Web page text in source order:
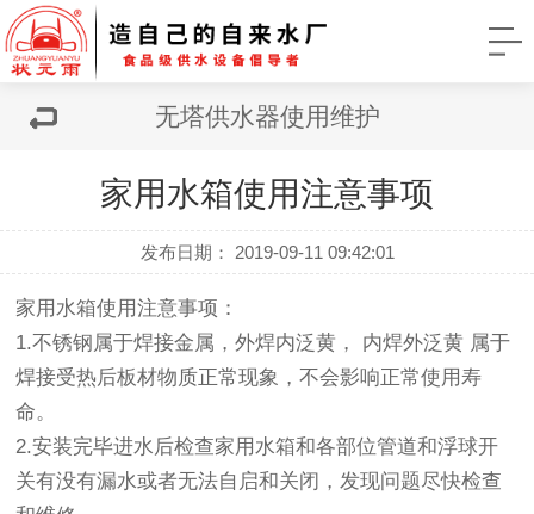
无塔供水器使用维护
家用水箱使用注意事项
发布日期： 2019-09-11 09:42:01
家用水箱使用注意事项：
1.不锈钢属于焊接金属，外焊内泛黄， 内焊外泛黄 属于
焊接受热后板材物质正常现象，不会影响正常使用寿
命。
2.安装完毕进水后检查家用水箱和各部位管道和浮球开
关有没有漏水或者无法自启和关闭，发现问题尽快检查